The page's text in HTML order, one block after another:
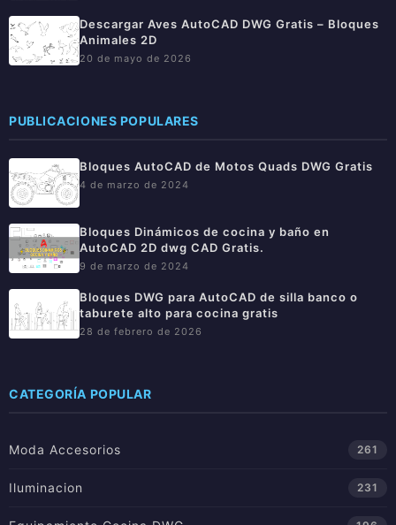
Descargar Aves AutoCAD DWG Gratis – Bloques
Animales 2D
20 de mayo de 2026
PUBLICACIONES POPULARES
Bloques AutoCAD de Motos Quads DWG Gratis
4 de marzo de 2024
Bloques Dinámicos de cocina y baño en
AutoCAD 2D dwg CAD Gratis.
9 de marzo de 2024
Bloques DWG para AutoCAD de silla banco o
taburete alto para cocina gratis
28 de febrero de 2026
CATEGORÍA POPULAR
Moda Accesorios 261
Iluminacion 231